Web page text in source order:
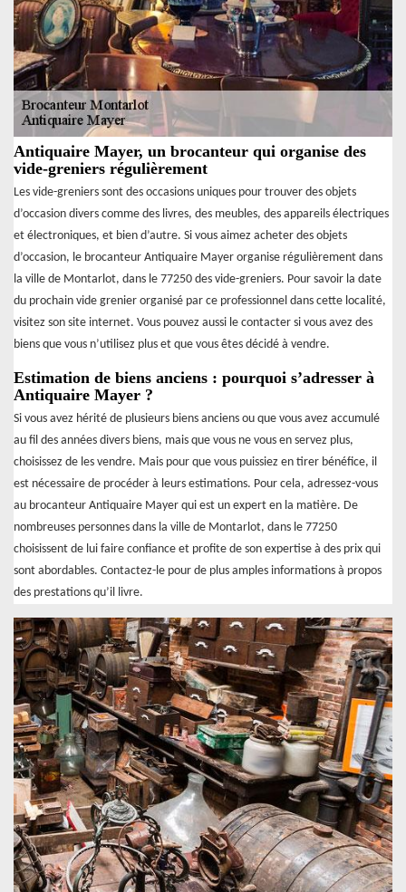
Antiquaire Mayer, un brocanteur qui organise des
vide-greniers régulièrement
Les vide-greniers sont des occasions uniques pour trouver des objets
d’occasion divers comme des livres, des meubles, des appareils électriques
et électroniques, et bien d’autre. Si vous aimez acheter des objets
d’occasion, le brocanteur Antiquaire Mayer organise régulièrement dans
la ville de Montarlot, dans le 77250 des vide-greniers. Pour savoir la date
du prochain vide grenier organisé par ce professionnel dans cette localité,
visitez son site internet. Vous pouvez aussi le contacter si vous avez des
biens que vous n’utilisez plus et que vous êtes décidé à vendre.
Estimation de biens anciens : pourquoi s’adresser à
Antiquaire Mayer ?
Si vous avez hérité de plusieurs biens anciens ou que vous avez accumulé
au fil des années divers biens, mais que vous ne vous en servez plus,
choisissez de les vendre. Mais pour que vous puissiez en tirer bénéfice, il
est nécessaire de procéder à leurs estimations. Pour cela, adressez-vous
au brocanteur Antiquaire Mayer qui est un expert en la matière. De
nombreuses personnes dans la ville de Montarlot, dans le 77250
choisissent de lui faire confiance et profite de son expertise à des prix qui
sont abordables. Contactez-le pour de plus amples informations à propos
des prestations qu’il livre.